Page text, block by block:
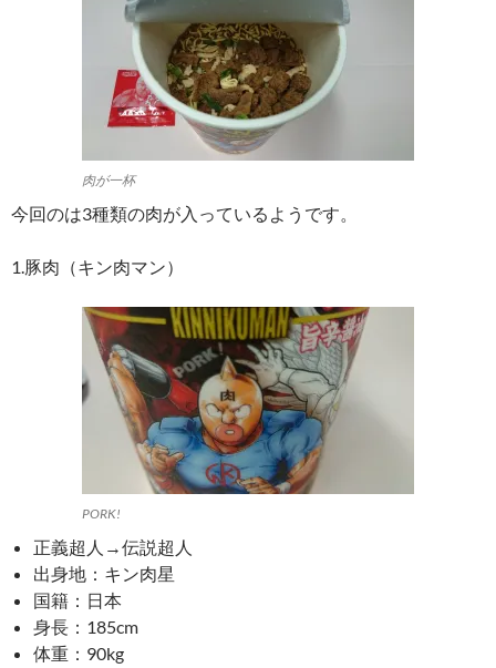
肉が一杯
今回のは3種類の肉が入っているようです。
1.豚肉（キン肉マン）
PORK!
正義超人→伝説超人
出身地：キン肉星
国籍：日本
身長：185cm
体重：90kg